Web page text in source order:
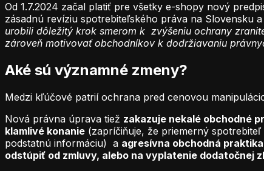
Od 1.7.2024 začal platiť pre všetky e-shopy nový
zásadnú revíziu spotrebiteľského práva na Slovensku
urobili dôležitý krok smerom k zvýšeniu ochrany
zároveň motivovať obchodníkov k dodržiavaniu
Aké sú významné zmeny?
Medzi kľúčové patrií ochrana pred cenovou
Nová právna úprava tiež zakazuje nekalé obchodné
klamlivé konanie (zapríčiňuje, že priemerný
podstatnú informáciu) a agresívna obchodná praktika
odstúpiť od zmluvy, alebo na vyplatenie dodatočnej